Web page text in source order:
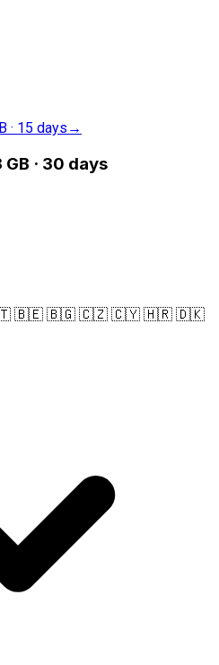
· 15 days →
GB · 30 days
🇧🇪 🇧🇬 🇨🇿 🇨🇾 🇭🇷 🇩🇰